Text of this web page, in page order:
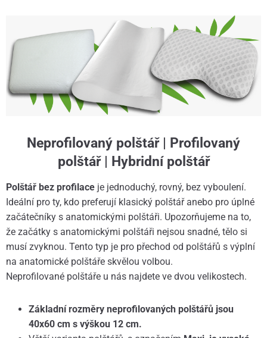
Neprofilovaný polštář | Profilovaný
polštář | Hybridní polštář
Polštář bez profilace je jednoduchý, rovný, bez vyboulení.
Ideální pro ty, kdo preferují klasický polštář anebo pro úplné
začátečníky s anatomickými polštáři. Upozorňujeme na to,
že začátky s anatomickými polštáři nejsou snadné, tělo si
musí zvyknou. Tento typ je pro přechod od polštářů s výplní
na anatomické polštáře skvělou volbou.
Neprofilované polštáře u nás najdete ve dvou velikostech.
Základní rozměry neprofilovaných polštářů jsou
40x60 cm s výškou 12 cm.